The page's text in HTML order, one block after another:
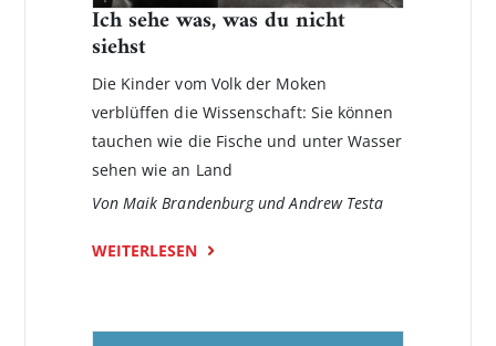
Ich sehe was, was du nicht
siehst
Die Kinder vom Volk der Moken
verblüffen die Wissenschaft: Sie können
tauchen wie die Fische und unter Wasser
sehen wie an Land
Von Maik Brandenburg und Andrew Testa
WEITERLESEN